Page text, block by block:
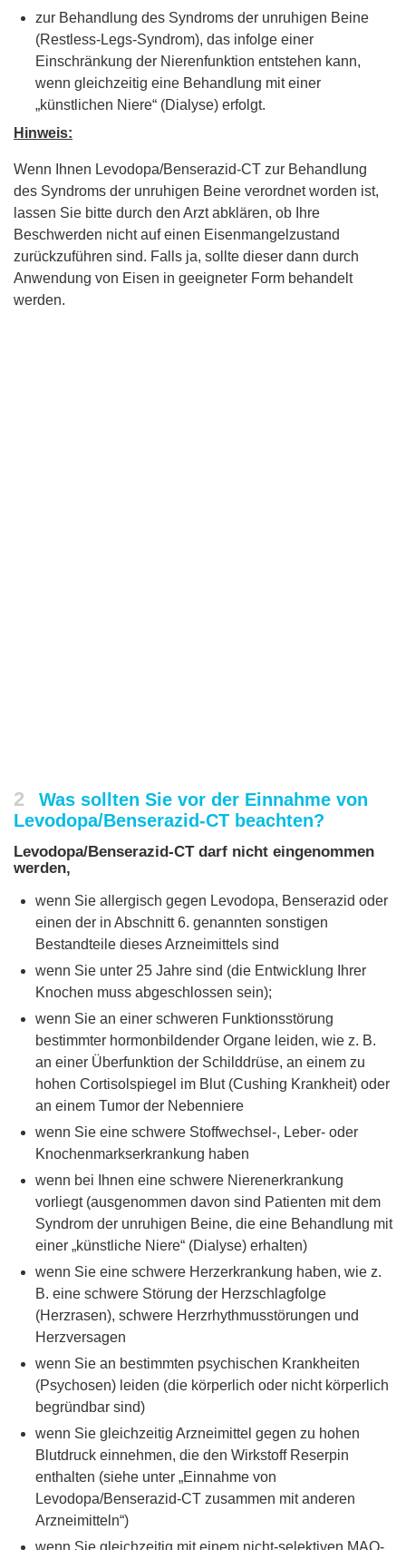
zur Behandlung des Syndroms der unruhigen Beine
(Restless-Legs-Syndrom), das infolge einer
Einschränkung der Nierenfunktion entstehen kann,
wenn gleichzeitig eine Behandlung mit einer
„künstlichen Niere“ (Dialyse) erfolgt.
Hinweis:
Wenn Ihnen Levodopa/Benserazid-CT zur Behandlung
des Syndroms der unruhigen Beine verordnet worden ist,
lassen Sie bitte durch den Arzt abklären, ob Ihre
Beschwerden nicht auf einen Eisenmangelzustand
zurückzuführen sind. Falls ja, sollte dieser dann durch
Anwendung von Eisen in geeigneter Form behandelt
werden.
2
Was sollten Sie vor der Einnahme von
Levodopa/Benserazid-CT beachten?
Levodopa/Benserazid-CT darf nicht eingenommen
werden,
wenn Sie allergisch gegen Levodopa, Benserazid oder
einen der in Abschnitt 6. genannten sonstigen
Bestandteile dieses Arzneimittels sind
wenn Sie unter 25 Jahre sind (die Entwicklung Ihrer
Knochen muss abgeschlossen sein);
wenn Sie an einer schweren Funktionsstörung
bestimmter hormonbildender Organe leiden, wie z. B.
an einer Überfunktion der Schilddrüse, an einem zu
hohen Cortisolspiegel im Blut (Cushing Krankheit) oder
an einem Tumor der Nebenniere
wenn Sie eine schwere Stoffwechsel-, Leber- oder
Knochenmarkserkrankung haben
wenn bei Ihnen eine schwere Nierenerkrankung
vorliegt (ausgenommen davon sind Patienten mit dem
Syndrom der unruhigen Beine, die eine Behandlung mit
einer „künstliche Niere“ (Dialyse) erhalten)
wenn Sie eine schwere Herzerkrankung haben, wie z.
B. eine schwere Störung der Herzschlagfolge
(Herzrasen), schwere Herzrhythmusstörungen und
Herzversagen
wenn Sie an bestimmten psychischen Krankheiten
(Psychosen) leiden (die körperlich oder nicht körperlich
begründbar sind)
wenn Sie gleichzeitig Arzneimittel gegen zu hohen
Blutdruck einnehmen, die den Wirkstoff Reserpin
enthalten (siehe unter „Einnahme von
Levodopa/Benserazid-CT zusammen mit anderen
Arzneimitteln“)
wenn Sie gleichzeitig mit einem nicht-selektiven MAO-